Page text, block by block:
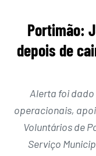
Portimão:
depois de
Alerta foi dado
operacionais,
Voluntários de
Serviço